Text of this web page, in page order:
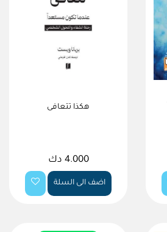
هكذا تتعافى
4.000 دك
اضف الى السلة